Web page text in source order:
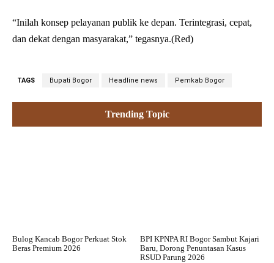
“Inilah konsep pelayanan publik ke depan. Terintegrasi, cepat,
dan dekat dengan masyarakat,” tegasnya.(Red)
TAGS Bupati Bogor Headline news Pemkab Bogor
Trending Topic
Bulog Kancab Bogor Perkuat Stok
Beras Premium 2026
BPI KPNPA RI Bogor Sambut Kajari
Baru, Dorong Penuntasan Kasus
RSUD Parung 2026